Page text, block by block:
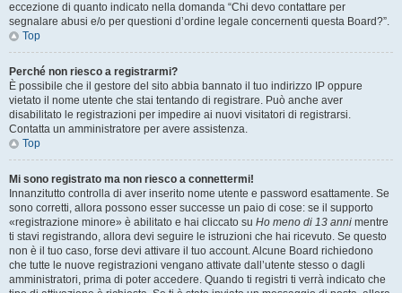
eccezione di quanto indicato nella domanda “Chi devo contattare per
segnalare abusi e/o per questioni d’ordine legale concernenti questa Board?”.
Top
Perché non riesco a registrarmi?
È possibile che il gestore del sito abbia bannato il tuo indirizzo IP oppure
vietato il nome utente che stai tentando di registrare. Può anche aver
disabilitato le registrazioni per impedire ai nuovi visitatori di registrarsi.
Contatta un amministratore per avere assistenza.
Top
Mi sono registrato ma non riesco a connettermi!
Innanzitutto controlla di aver inserito nome utente e password esattamente. Se
sono corretti, allora possono esser successe un paio di cose: se il supporto
«registrazione minore» è abilitato e hai cliccato su Ho meno di 13 anni mentre
ti stavi registrando, allora devi seguire le istruzioni che hai ricevuto. Se questo
non è il tuo caso, forse devi attivare il tuo account. Alcune Board richiedono
che tutte le nuove registrazioni vengano attivate dall’utente stesso o dagli
amministratori, prima di poter accedere. Quando ti registri ti verrà indicato che